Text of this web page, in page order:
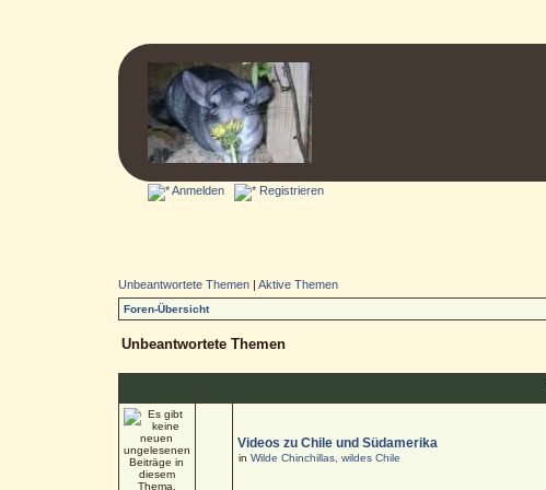
Anmelden Registrieren
Unbeantwortete Themen| Aktive Themen
Foren-Übersicht
Unbeantwortete Themen
Videos zu Chile und Südamerika
in Wilde Chinchillas, wildes Chile